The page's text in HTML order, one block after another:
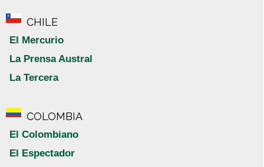
CHILE
El Mercurio
La Prensa Austral
La Tercera
COLOMBIA
El Colombiano
El Espectador